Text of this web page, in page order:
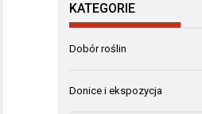
KATEGORIE
Dobór roślin
Donice i ekspozycja